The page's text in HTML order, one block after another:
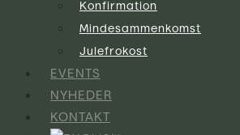
Konfirmation
Mindesammenkomst
Julefrokost
EVENTS
NYHEDER
KONTAKT